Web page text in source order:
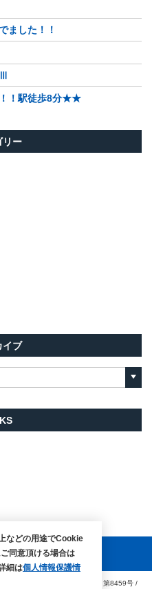
ました！！
！！駅徒歩8分★★
リー
イブ
国土交通大臣（3）第8459号 /
などの用途でCookie
同意頂ける場合は
細は個人情報保護情